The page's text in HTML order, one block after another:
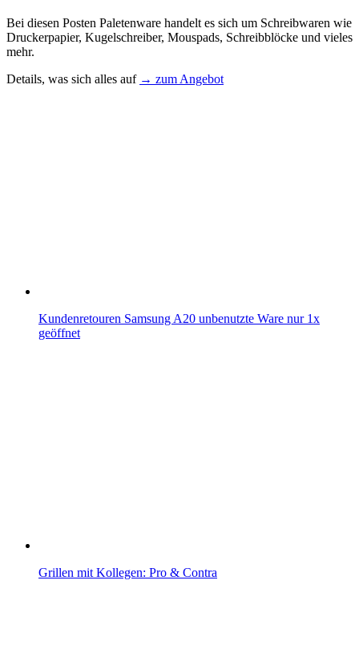
Bei diesen Posten Paletenware handelt es sich um Schreibwaren wie
Druckerpapier, Kugelschreiber, Mouspads, Schreibblöcke und vieles
mehr.
Details, was sich alles auf → zum Angebot
Kundenretouren Samsung A20 unbenutzte Ware nur 1x
geöffnet
Grillen mit Kollegen: Pro & Contra